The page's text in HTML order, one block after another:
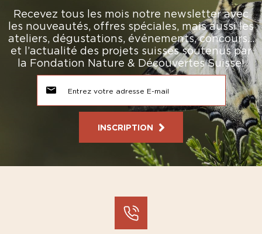
Recevez tous les mois notre newsletter avec
les nouveautés, offres spéciales, mais aussi les
ateliers, dégustations, événements, concours…
et l’actualité des projets suisses soutenus par
la Fondation Nature & Découvertes Suisse!
INSCRIPTION